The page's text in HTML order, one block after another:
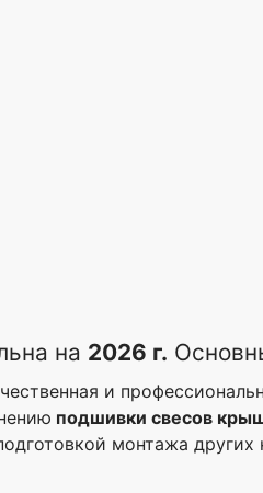
на 2026 г.
и
подшивки свесов
монтажа других